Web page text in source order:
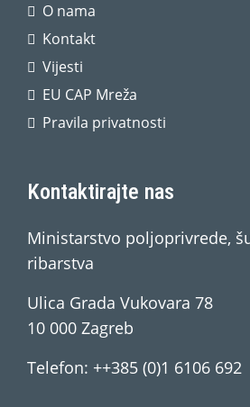
O nama
Kontakt
Vijesti
EU CAP Mreža
Pravila privatnosti
Kontaktirajte nas
Ministarstvo poljoprivrede,
ribarstva
Ulica Grada Vukovara 78
10 000 Zagreb
Telefon: ++385 (0)1 6106 692